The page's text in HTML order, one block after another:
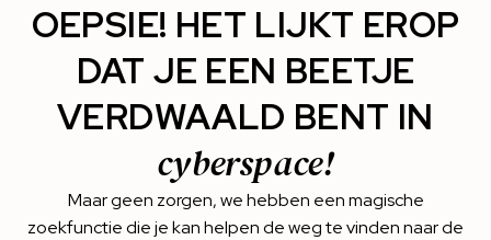
OEPSIE! HET LIJKT EROP
DAT JE EEN BEETJE
VERDWAALD BENT IN
cyberspace!
Maar geen zorgen, we hebben een magische
zoekfunctie die je kan helpen de weg te vinden naar de